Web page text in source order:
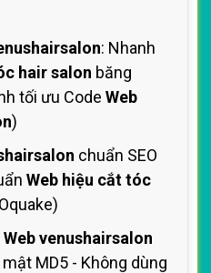
: Nhanh
hair salon băng
tối ưu Code Web
)
chuẩn SEO
Web hiệu cắt tóc
Web venushairsalon
MD5 - Không dùng